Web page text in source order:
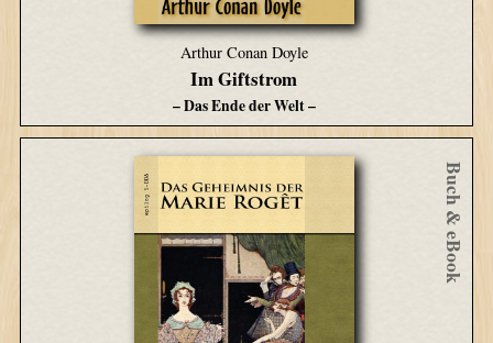
Arthur Conan Doyle
Im Giftstrom
– Das Ende der Welt –
Buch & eBook